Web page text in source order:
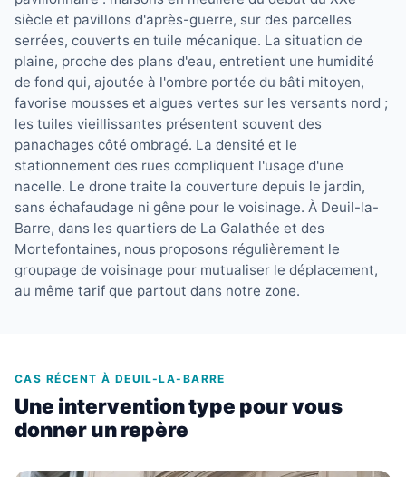
siècle et pavillons d'après-guerre, sur des parcelles
serrées, couverts en tuile mécanique. La situation de
plaine, proche des plans d'eau, entretient une humidité
de fond qui, ajoutée à l'ombre portée du bâti mitoyen,
favorise mousses et algues vertes sur les versants nord ;
les tuiles vieillissantes présentent souvent des
panachages côté ombragé. La densité et le
stationnement des rues compliquent l'usage d'une
nacelle. Le drone traite la couverture depuis le jardin,
sans échafaudage ni gêne pour le voisinage. À Deuil-la-
Barre, dans les quartiers de La Galathée et des
Mortefontaines, nous proposons régulièrement le
groupage de voisinage pour mutualiser le déplacement,
au même tarif que partout dans notre zone.
CAS RÉCENT À DEUIL-LA-BARRE
Une intervention type pour vous
donner un repère